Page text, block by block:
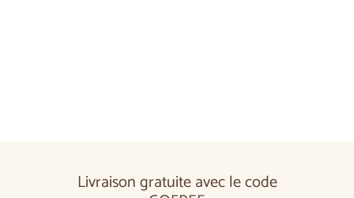
Livraison gratuite avec le code